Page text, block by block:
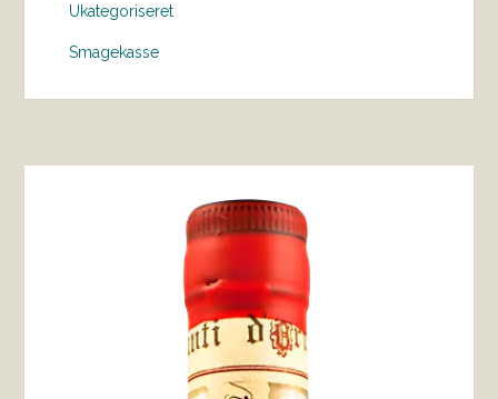
Ukategoriseret
Smagekasse